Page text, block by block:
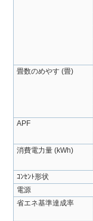
畳数のめやす (畳)
APF
消費電力量 (kWh)
ｺﾝｾﾝﾄ形状
電源
省エネ基準達成率